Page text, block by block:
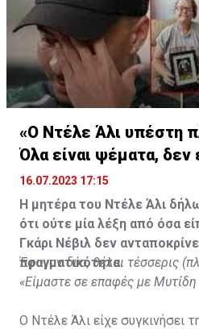
«Ο Ντέλε Άλι υπέστη
Όλα είναι ψέματα, δεν
υιοθετημένος»
16.07.2023 17:15
Η μητέρα του Ντέλε Άλι
ότι ούτε μία λέξη από όσα
Γκάρι Νέβιλ δεν
πραγματικότητα.
Έφυγαν δύο, θέλει τέσσερις
«Είμαστε σε επαφές με Μυτίδη
Ο Ντέλε Άλι είχε συγκινήσει